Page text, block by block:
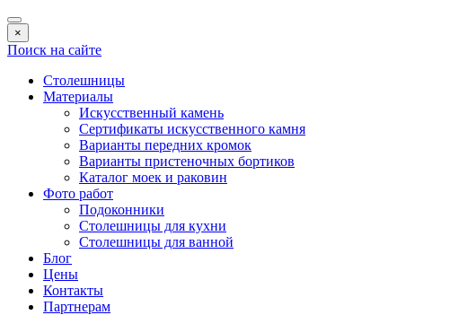
×
Поиск на сайте
Столешницы
Материалы
Искусственный камень
Сертификаты искусственного камня
Варианты передних кромок
Варианты пристеночных бортиков
Каталог моек и раковин
Фото работ
Подоконники
Столешницы для кухни
Столешницы для ванной
Блог
Цены
Контакты
Партнерам